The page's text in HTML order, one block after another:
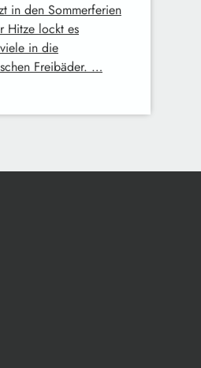
in den Sommerferien
Hitze lockt es
in die
Freibäder. …